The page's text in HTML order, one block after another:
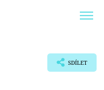
SDÍLET